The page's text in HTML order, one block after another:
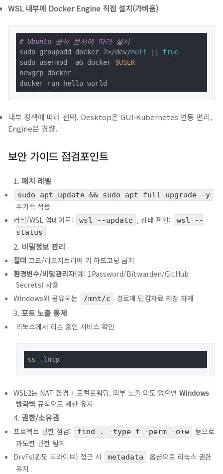
WSL 내부에 Docker Engine 직접 설치(가벼움)
# Ubuntu 공식 문서에 따라 설치
sudo groupadd docker 2>/dev/null
true
sudo usermod -aG docker $USER
newgrp docker
docker run hello-world
내부 정책에 따라 선택. Desktop은 GUI·Kubernetes 연동 편리,
Engine은 경량.
보안 가이드 점검포인트
패치 레벨
sudo apt update && sudo apt full-upgrade -y
주기적 적용
커널/WSL 업데이트:
wsl --update , 상태 확인:
wsl --
status
비밀정보 관리
절대 코드/리포지토리에 키 하드코딩 금지
환경변수/비밀관리자(예: 1Password/Bitwarden/GitHub
Secrets) 사용
Windows와 공유되는
/mnt/c 경로에 민감자료 저장 자제
포트 노출 통제
리눅스에서 리슨 중인 서비스 확인
ss -lntp
WSL2는 NAT 환경 + 로컬포워딩. 외부 노출 의도 없으면 Windows
방화벽 규칙으로 제한 유지
권한/소유권
프로젝트 권한 점검: find . -type f -perm -o+w
등으로
과도한 권한 탐지
DrvFs(윈도 드라이브) 접근 시
metadata
옵션으로 리눅스 권한
유지